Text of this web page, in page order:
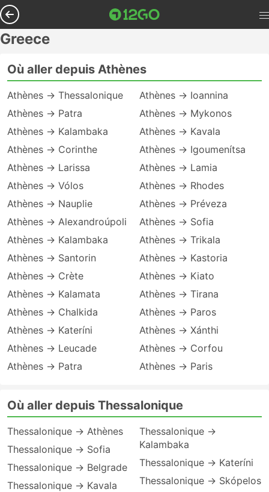
Greece
Où aller depuis Athènes
Athènes → Thessalonique
Athènes → Patra
Athènes → Kalambaka
Athènes → Corinthe
Athènes → Larissa
Athènes → Vólos
Athènes → Nauplie
Athènes → Alexandroúpoli
Athènes → Kalambaka
Athènes → Santorin
Athènes → Crète
Athènes → Kalamata
Athènes → Chalkida
Athènes → Kateríni
Athènes → Leucade
Athènes → Patra
Athènes → Ioannina
Athènes → Mykonos
Athènes → Kavala
Athènes → Igoumenítsa
Athènes → Lamia
Athènes → Rhodes
Athènes → Préveza
Athènes → Sofia
Athènes → Trikala
Athènes → Kastoria
Athènes → Kiato
Athènes → Tirana
Athènes → Paros
Athènes → Xánthi
Athènes → Corfou
Athènes → Paris
Où aller depuis Thessalonique
Thessalonique → Athènes
Thessalonique → Sofia
Thessalonique → Belgrade
Thessalonique → Kavala
Thessalonique →
Kalambaka
Thessalonique → Kateríni
Thessalonique → Skópelos